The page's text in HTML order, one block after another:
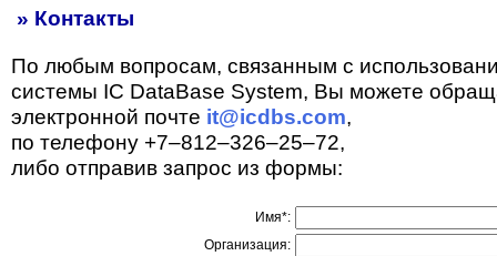
» Контакты
По любым вопросам, связанным с
системы IC DataBase System, Вы можете
электронной почте it@icdbs.com,
по телефону +7–812–326–25–72,
либо отправив запрос из формы:
Имя*:
Организация: